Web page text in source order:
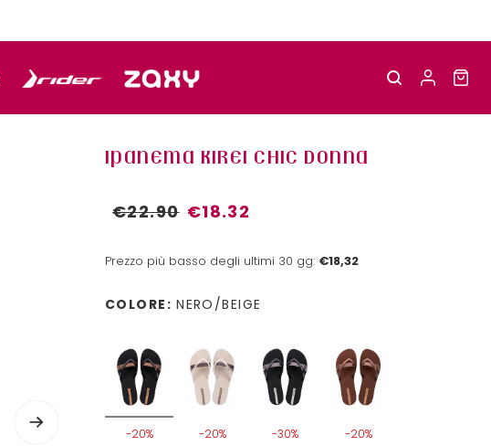
IPANEMA KIREI CHIC DONNA
€22.90 €18.32
Prezzo più basso degli ultimi 30 gg: €18,32
COLORE: NERO/BEIGE
-20% -20% -30% -20%